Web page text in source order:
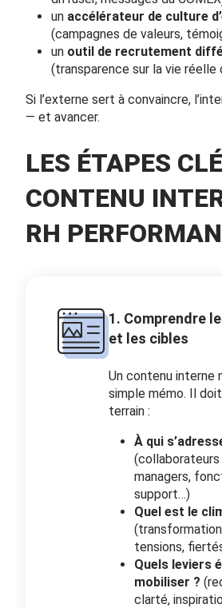
un accélérateur de culture
(campagnes de valeurs,
un outil de recrutement
(transparence sur la vie réelle
Si l’externe sert à convaincre,
— et avancer.
LES ÉTAPES
CONTENU
RH
1. Comprendre
et les cibles
Un contenu interne
simple mémo. Il
terrain :
À qui
(collaborateurs
managers,
support…)
Quel est le
tensions,
Quels leviers
mobiliser ?
clarté,